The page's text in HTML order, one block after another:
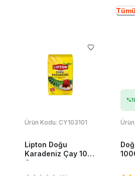
Ürün Kodu: CY103101
Lipton Doğu
Karadeniz Çay 1000
Gr
%